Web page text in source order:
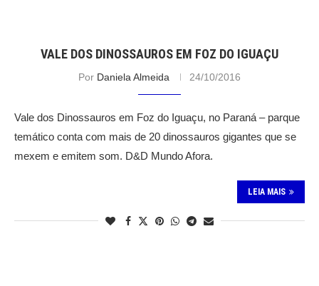
VALE DOS DINOSSAUROS EM FOZ DO IGUAÇU
Por Daniela Almeida 24/10/2016
Vale dos Dinossauros em Foz do Iguaçu, no Paraná – parque
temático conta com mais de 20 dinossauros gigantes que se
mexem e emitem som. D&D Mundo Afora.
LEIA MAIS